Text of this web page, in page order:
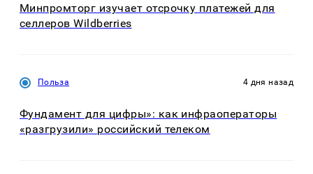
Минпромторг изучает отсрочку платежей для
селлеров Wildberries
Польза 4 дня назад
Фундамент для цифры»: как инфраоператоры
«разгрузили» российский телеком